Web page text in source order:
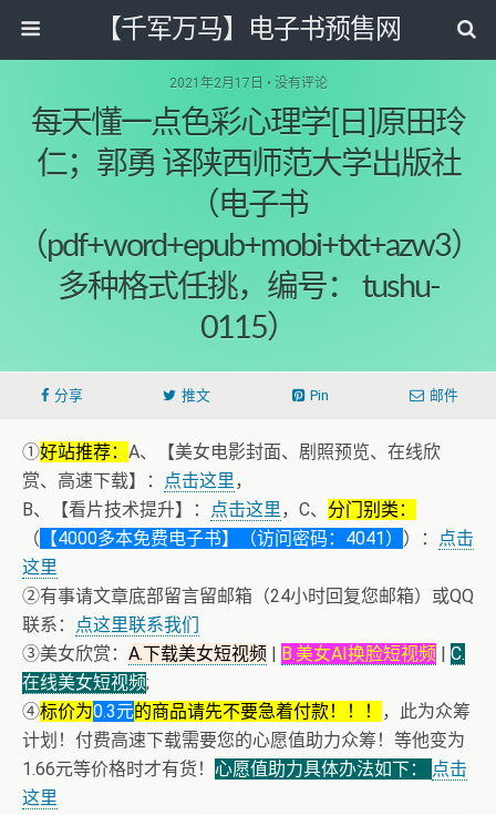
【千军万马】电子书预售网
2021年2月17日 • 没有评论
每天懂一点色彩心理学[日]原田玲
仁；郭勇 译陕西师范大学出版社
（电子书
（pdf+word+epub+mobi+txt+azw3）
多种格式任挑，编号： tushu-
0115）
分享 推文 Pin 邮件
①好站推荐： A、【美女电影封面、剧照预览、在线欣
赏、高速下载】：
点击这里，
B、【看片技术提升】：
点击这里，C、 分门别类：
（ 【4000多本免费电子书】（访问密码：4041） ）：
点击
这里
②有事请文章底部留言留邮箱（24小时回复您邮箱）或QQ
联系：
点这里联系我们
③美女欣赏： A.下载美女短视频 | B.美女AI换脸短视频 | C.
在线美女短视频;
④标价为0.3元的商品请先不要急着付款！！！
，此为众筹
计划！付费高速下载需要您的心愿值助力众筹！等他变为
1.66元等价格时才有货！ 心愿值助力具体办法如下：
点击
这里